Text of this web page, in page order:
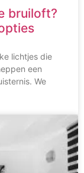
bruiloft?
lichtjes die
een
We